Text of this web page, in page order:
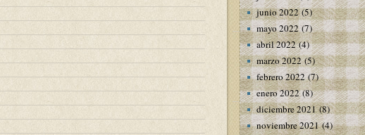
junio 2022(5)
mayo 2022(7)
abril 2022(4)
marzo 2022(5)
febrero 2022(7)
enero 2022(8)
diciembre 2021(8)
noviembre 2021(4)